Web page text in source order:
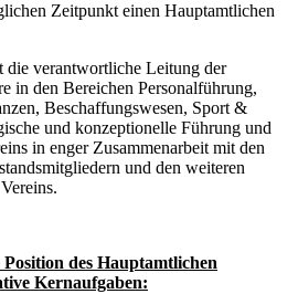
Zeitpunkt einen Hauptamtlichen
die verantwortliche Leitung der
in den Bereichen Personalführung,
Beschaffungswesen, Sport &
und konzeptionelle Führung und
in enger Zusammenarbeit mit den
und den weiteren
des Hauptamtlichen
Kernaufgaben: